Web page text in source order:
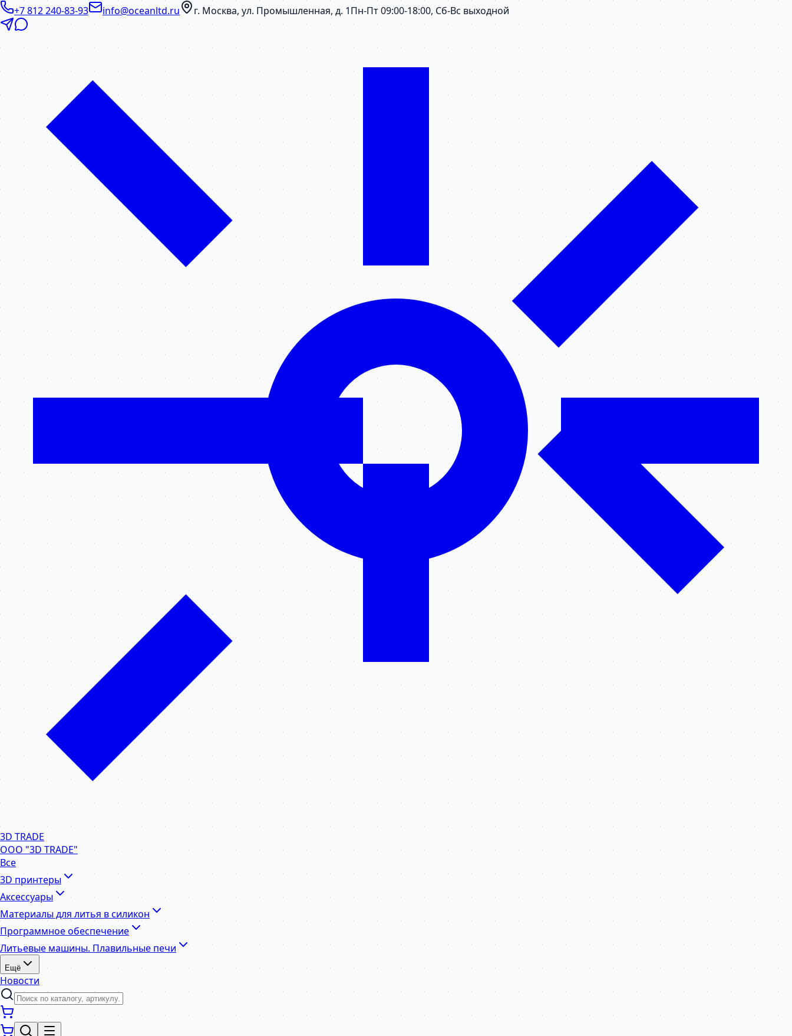
+7 812 240-83-93 info@oceanltd.ru г. Москва, ул. Промышленная, д. 1Пн-Пт 09:00-18:00, Сб-Вс выходной
3D TRADE
ООО "3D TRADE"
Все
3D принтеры
Аксессуары
Материалы для литья в силикон
Программное обеспечение
Литьевые машины. Плавильные печи
Ещё
Новости